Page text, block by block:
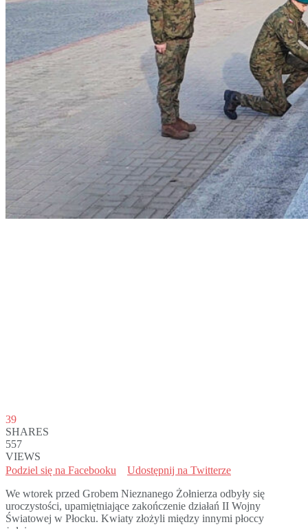
39
SHARES
557
VIEWS
Podziel się na Facebooku
Udostępnij na Twitterze
We wtorek przed Grobem Nieznanego Żołnierza odbyły się
uroczystości, upamiętniające zakończenie działań II Wojny
Światowej w Płocku. Kwiaty złożyli między innymi płoccy